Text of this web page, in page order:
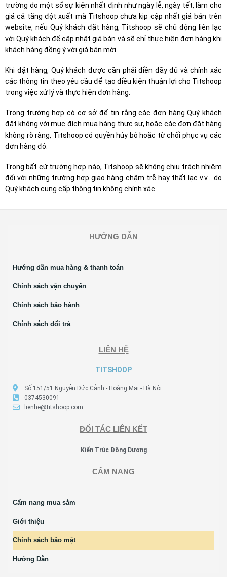
trường do một số sự kiện nhất định như ngày lễ, ngày tết, làm cho
giá cả tăng đột xuất mà Titshoop chưa kịp cập nhất giá bán trên
website, nếu Quý khách đặt hàng, Titshoop sẽ chủ động liên lạc
với Quý khách để cập nhật giá bán và sẽ chỉ thực hiện đơn hàng khi
khách hàng đồng ý với giá bán mới.
Khi đặt hàng, Quý khách được cần phải điền đầy đủ và chính xác
các thông tin theo yêu cầu để tạo điều kiện thuận lợi cho Titshoop
trong việc xử lý và thực hiện đơn hàng.
Trong trường hợp có cơ sở để tin rằng các đơn hàng Quý khách
đặt không với mục đích mua hàng thực sự, hoặc các đơn đặt hàng
không rõ ràng, Titshoop có quyền hủy bỏ hoặc từ chối phục vụ các
đơn hàng đó.
Trong bất cứ trường hợp nào, Titshoop sẽ không chịu trách nhiệm
đối với những trường hợp giao hàng chậm trễ hay thất lạc v.v… do
Quý khách cung cấp thông tin không chính xác.
HƯỚNG DẪN
Hướng dẫn mua hàng & thanh toán
Chính sách vận chuyển
Chính sách bảo hành
Chính sách đổi trả
LIÊN HỆ
TITSHOOP
Số 151/51 Nguyễn Đức Cảnh - Hoàng Mai - Hà Nội
0374530091
lienhe@titshoop.com
ĐỐI TÁC LIÊN KẾT
Kiến Trúc Đông Dương
CẨM NANG
Cẩm nang mua sắm
Giới thiệu
Chính sách bảo mật
Hướng Dẫn